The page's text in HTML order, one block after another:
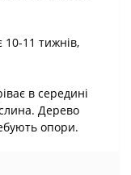
10-11 тижнів,
в середині
Дерево
опори.